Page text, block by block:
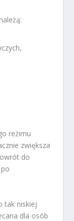
reżimu
zwiększa
do
tak niskiej
dla osób